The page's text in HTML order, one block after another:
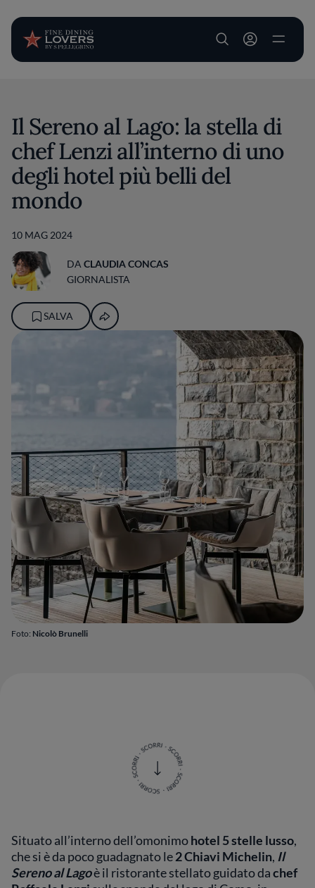
User account
Foto: Nicolò Brunelli
Il Sereno al Lago: la stella di
chef Lenzi all’interno di uno
degli hotel più belli del
mondo
10 MAG 2024
DA CLAUDIA CONCAS
GIORNALISTA
SALVA
Situato all’interno dell’omonimohotel 5 stelle lusso,
che si è da poco guadagnato le2 Chiavi Michelin, Il
Sereno al Lagoè il ristorante stellato guidato dachef